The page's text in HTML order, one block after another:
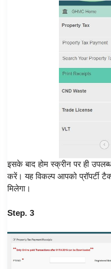
इसके बाद होम स्क्रीन पर ही
करें। यह विकल्प आपको प्रॉपर्टी
मिलेगा।
Step. 3